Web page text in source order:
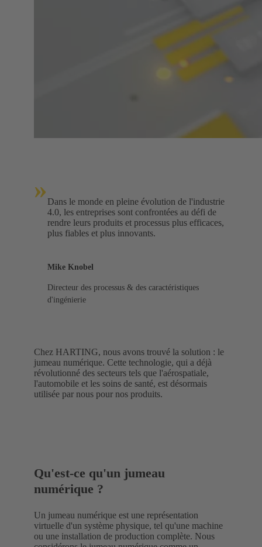
» Dans le monde en pleine évolution de l'industrie
4.0, les entreprises sont confrontées au défi de
rendre leurs produits et processus plus efficaces,
plus fiables et plus innovants.
Mike Knobel
Directeur des processus & des caractéristiques
d'ingénierie
Chez HARTING, nous avons trouvé la solution : le
jumeau numérique. Cette technologie, qui a déjà
révolutionné des secteurs tels que l'aérospatiale,
l'automobile et les soins de santé, est désormais
utilisée par nous pour nos produits.
Qu'est-ce qu'un jumeau
numérique ?
Un jumeau numérique est une représentation
virtuelle d'un système physique, tel qu'une machine
ou une installation de production complète. Nous